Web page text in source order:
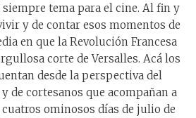
siempre tema para el cine. Al fin y
y de contar esos momentos de
en que la Revolución Francesa
corte de Versalles. Acá los
desde la perspectiva del
de cortesanos que acompañan a
ominosos días de julio de